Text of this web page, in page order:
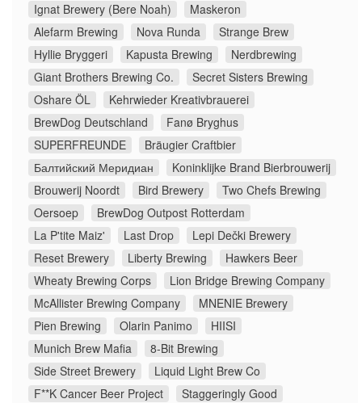
Ignat Brewery (Bere Noah)
Maskeron
Alefarm Brewing
Nova Runda
Strange Brew
Hyllie Bryggeri
Kapusta Brewing
Nerdbrewing
Giant Brothers Brewing Co.
Secret Sisters Brewing
Oshare ÖL
Kehrwieder Kreativbrauerei
BrewDog Deutschland
Fanø Bryghus
SUPERFREUNDE
Bräugier Craftbier
Балтийский Меридиан
Koninklijke Brand Bierbrouwerij
Brouwerij Noordt
Bird Brewery
Two Chefs Brewing
Oersoep
BrewDog Outpost Rotterdam
La P'tite Maiz'
Last Drop
Lepi Dečki Brewery
Reset Brewery
Liberty Brewing
Hawkers Beer
Wheaty Brewing Corps
Lion Bridge Brewing Company
McAllister Brewing Company
MNENIE Brewery
Pien Brewing
Olarin Panimo
HIISI
Munich Brew Mafia
8-Bit Brewing
Side Street Brewery
Liquid Light Brew Co
F**K Cancer Beer Project
Staggeringly Good